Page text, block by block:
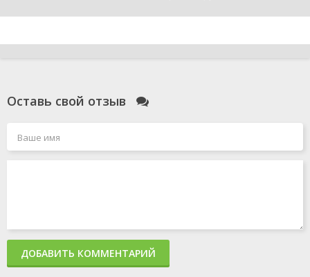
Оставь свой отзыв
ДОБАВИТЬ КОММЕНТАРИЙ